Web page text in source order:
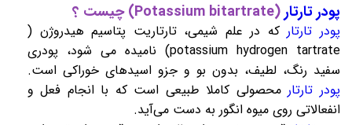
پودر تارتار(Potassium bitartrate) چیست ؟
پودر تارتارکه در علم شیمی، تارتاریت پتاسیم هیدروژن (
potassium hydrogen tartrate) نامیده می شود، پودری
سفید رنگ، لطیف، بدون بو و جزو اسیدهای خوراکی است.
پودر تارتارمحصولی کاملا طبیعی است که با انجام فعل و
انفعالاتی روی میوه انگور به دست می‌آید.